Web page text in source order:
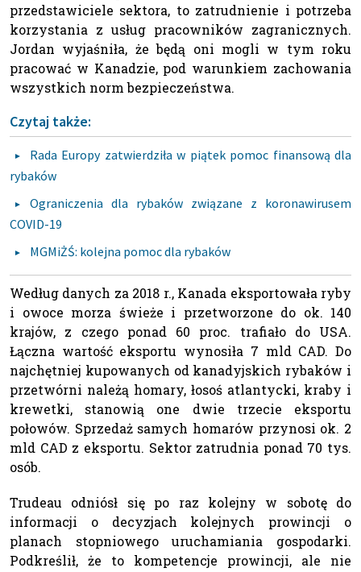
przedstawiciele sektora, to zatrudnienie i potrzeba
korzystania z usług pracowników zagranicznych.
Jordan wyjaśniła, że będą oni mogli w tym roku
pracować w Kanadzie, pod warunkiem zachowania
wszystkich norm bezpieczeństwa.
Czytaj także:
Rada Europy zatwierdziła w piątek pomoc finansową dla
rybaków
Ograniczenia dla rybaków związane z koronawirusem
COVID-19
MGMiŻŚ: kolejna pomoc dla rybaków
Według danych za 2018 r., Kanada eksportowała ryby
i owoce morza świeże i przetworzone do ok. 140
krajów, z czego ponad 60 proc. trafiało do USA.
Łączna wartość eksportu wynosiła 7 mld CAD. Do
najchętniej kupowanych od kanadyjskich rybaków i
przetwórni należą homary, łosoś atlantycki, kraby i
krewetki, stanowią one dwie trzecie eksportu
połowów. Sprzedaż samych homarów przynosi ok. 2
mld CAD z eksportu. Sektor zatrudnia ponad 70 tys.
osób.
Trudeau odniósł się po raz kolejny w sobotę do
informacji o decyzjach kolejnych prowincji o
planach stopniowego uruchamiania gospodarki.
Podkreślił, że to kompetencje prowincji, ale nie